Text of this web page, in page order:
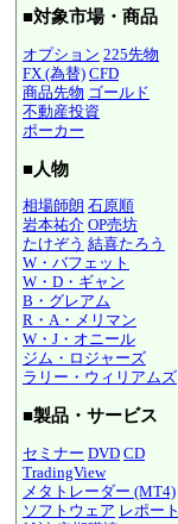
■対象市場・商品
オプション 225先物
FX (為替) CFD
商品先物 ゴールド
不動産投資
ポーカー
■人物
相場師朗 石原順
岩本祐介 OP売坊
たけぞう 結喜たろう
W・バフェット
W・D・ギャン
B・グレアム
R・A・メリマン
W・J・オニール
ジム・ロジャーズ
ラリー・ウィリアムズ
■製品・サービス
セミナー DVD CD
TradingView
メタトレーダー (MT4)
ソフトウェア レポート